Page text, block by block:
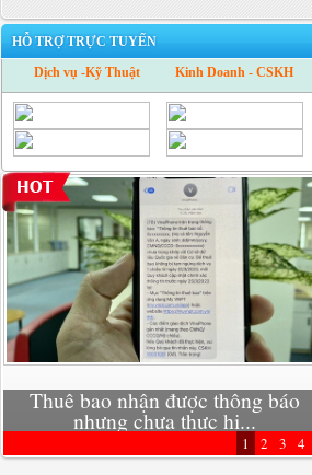
HỖ TRỢ TRỰC TUYẾN
Dịch vụ -Kỹ Thuật
Kinh Doanh - CSKH
Thuê bao nhận được thông báo
nhưng chưa thực hi...
1 2 3 4